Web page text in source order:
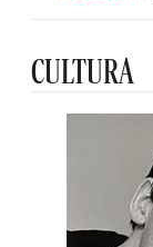
CULTURA